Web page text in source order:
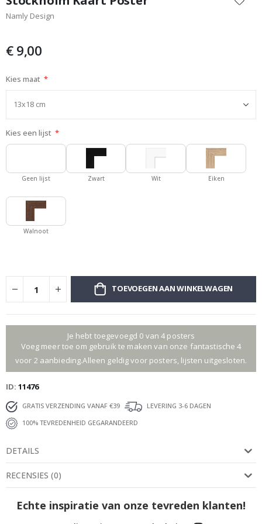
het
begin
afbeeldingen-
Namly Design
€ 9,00
Kies maat
Kies een lijst
Geen lijst Zwart Wit Eiken
Walnoot
TOEVOEGEN AAN WINKELWAGEN
Je hebt toegevoegd 0 van 4 posters
Voeg meer toe om gebruik te maken van onze fantastische 4
voor 2 aanbieding.Alleen geldig voor posters, lijsten uitgesloten.
ID 11476
GRATIS VERZENDING VANAF €39
LEVERING 3-6 DAGEN
100% TEVREDENHEID GEGARANDEERD
DETAILS
RECENSIES (0)
Echte inspiratie van onze tevreden klanten!